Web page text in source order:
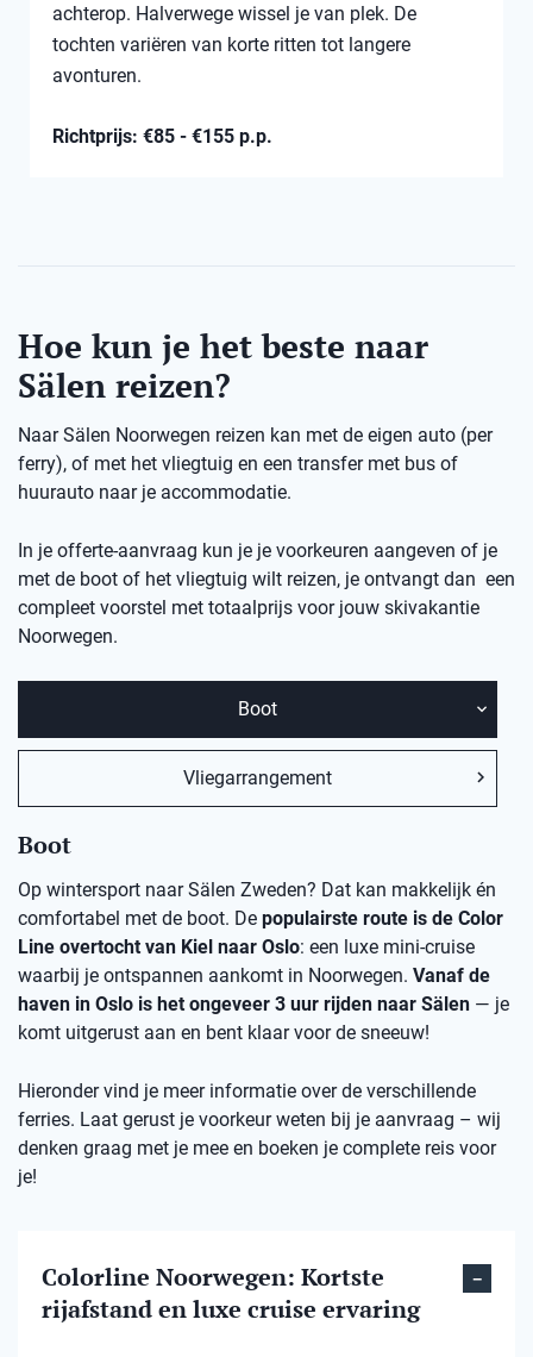
achterop. Halverwege wissel je van plek. De
tochten variëren van korte ritten tot langere
avonturen.
Richtprijs: €85 - €155 p.p.
Hoe kun je het beste naar
Sälen reizen?
Naar Sälen Noorwegen reizen kan met de eigen auto (per
ferry), of met het vliegtuig en een transfer met bus of
huurauto naar je accommodatie.
In je offerte-aanvraag kun je je voorkeuren aangeven of je
met de boot of het vliegtuig wilt reizen, je ontvangt dan een
compleet voorstel met totaalprijs voor jouw skivakantie
Noorwegen.
Boot
Vliegarrangement
Boot
Op wintersport naar Sälen Zweden? Dat kan makkelijk én
comfortabel met de boot. De populairste route is de Color
Line overtocht van Kiel naar Oslo: een luxe mini-cruise
waarbij je ontspannen aankomt in Noorwegen. Vanaf de
haven in Oslo is het ongeveer 3 uur rijden naar Sälen — je
komt uitgerust aan en bent klaar voor de sneeuw!
Hieronder vind je meer informatie over de verschillende
ferries. Laat gerust je voorkeur weten bij je aanvraag – wij
denken graag met je mee en boeken je complete reis voor
je!
Colorline Noorwegen: Kortste
rijafstand en luxe cruise ervaring